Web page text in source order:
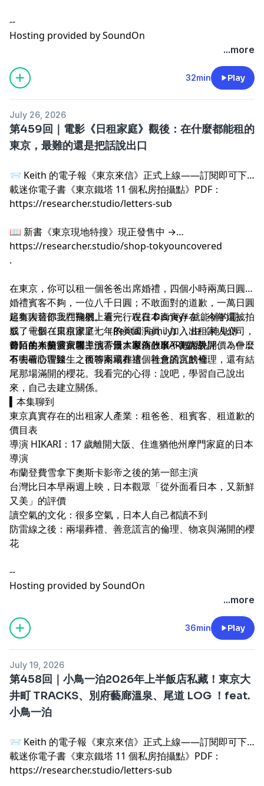
--
Hosting provided bySoundOn
...more
32min Play
July 26, 2026
第459回｜電影《日租家庭》觀後：在什麼都能租的
東京，最難的還是把話說出口
📨 Keith 的電子報《東京來信》正式上線——訂閱即可下
載迷你電子書《東京鐵塔 11 個私房拍攝點》PDF：
https://researcher.studio/letters-sub
.
📖 新書《東京現地特搜》現正發售中 →
https://researcher.studio/shop-tokyouncovered
.
在東京，你可以租一個爸爸出席婚禮，四個小時兩萬日圓；
婚禮賓客不夠，一位八千日圓；不敢面對的道歉，一萬日圓
起有人替你上門鞠躬。這一行在日本真實存在，今年還被拍
成了電影《日租家庭》（Rental Family），由《神鬼傳
奇》的布蘭登費雪主演、日本導演 HIKARI 執導。
這集聊這部我在飛機上看完、現在 Disney+ 就能補的電
影：一個在東京漂了七年的美國演員，加入出租家人公司，
替陌生人扮演家屬。他不懂大家為什麼不把話說開、為什麼
不去看心理醫生，而答案藏在這個社會的沉默裡。
節目前半無雷，聊導演背景、製作故事、海內外評價；中段
有明確防雷線，之後聊兩場葬禮、善意謊言的倫理，還有結
尾那場滿開的櫻花。我看完的心得：說吧，學習自己說出
來，自己去建立關係。
.
▍本集聊到
東京真實存在的出租家人產業：租爸爸、租賓客、租道歉的
價目表
導演 HIKARI：17 歲離開大阪、住進猶他州摩門家庭的日本
導演
布蘭登費雪拿下奧斯卡影帝之後的第一部主演
台灣比日本早兩週上映，日本觀眾「從外面看日本，又新鮮
又美」的評價
讀空氣的文化：很多空氣，日本人自己都讀不到
防雷線之後：兩場葬禮、善意謊言的倫理、物哀與滿開的櫻
花
--
Hosting provided bySoundOn
...more
36min Play
July 19, 2026
第458回｜小鳥一泊2026年上半飯店私藏！東京大
井町 TRACKS、別府藝廊溫泉、尾道 LOG ！feat.
小鳥一泊
📨 Keith 的電子報《東京來信》正式上線——訂閱即可下
載迷你電子書《東京鐵塔 11 個私房拍攝點》PDF：
https://researcher.studio/letters-sub